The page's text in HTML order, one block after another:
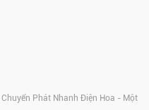
Phát Nhanh Điện Hoa - Một